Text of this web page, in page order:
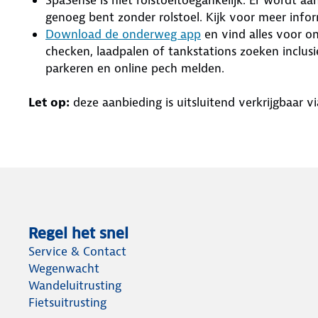
genoeg bent zonder rolstoel. Kijk voor meer
Download de onderweg app en vind alles voor
checken, laadpalen of tankstations zoeken
parkeren en online pech melden.
Let op: deze aanbieding is uitsluitend verkrijgbaar
Regel het snel
Service & Contact
Wegenwacht
Wandeluitrusting
Fietsuitrusting